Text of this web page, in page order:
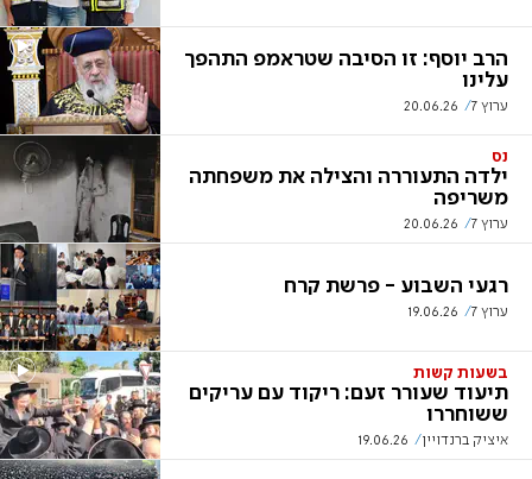
הרב יוסף: זו הסיבה שטראמפ התהפך
עלינו
ערוץ 7 20.06.26
נס
ילדה התעוררה והצילה את משפחתה
משריפה
ערוץ 7 20.06.26
רגעי השבוע - פרשת קרח
ערוץ 7 19.06.26
בשעות קשות
תיעוד שעורר זעם: ריקוד עם עריקים
ששוחררו
איציק ברנדויין 19.06.26